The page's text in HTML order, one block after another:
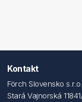
Kontakt
Förch Slovensko s.r.o.
Stará Vajnorská